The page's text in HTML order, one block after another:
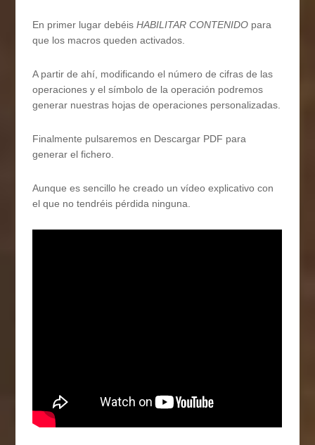
En primer lugar debéisHABILITAR CONTENIDO para
que los macros queden activados.
A partir de ahí, modificando el número de cifras de las
operaciones y el símbolo de la operación podremos
generar nuestras hojas de operaciones personalizadas.
Finalmente pulsaremos en Descargar PDF para
generar el fichero.
Aunque es sencillo he creado un vídeo explicativo con
el que no tendréis pérdida ninguna.